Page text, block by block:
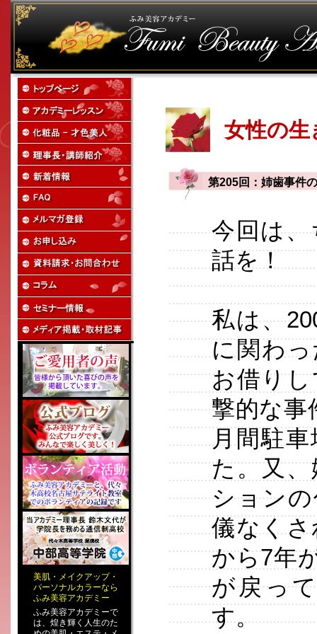
美肌 ・ メイクアップ・
パーソナルカラーなら
ふみ美容アカデミー
ふみ美容アカデミーで
は、煌き輝く人生のた
女性の
第205回：姉歯事件
今回は
話を！
私は、
に関わ
お借り
撃的な事
月間駐
た。又
ション
儀なく
から7年
が戻っ
す。